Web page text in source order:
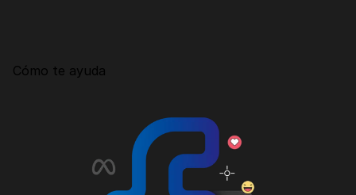
Cómo te ayuda